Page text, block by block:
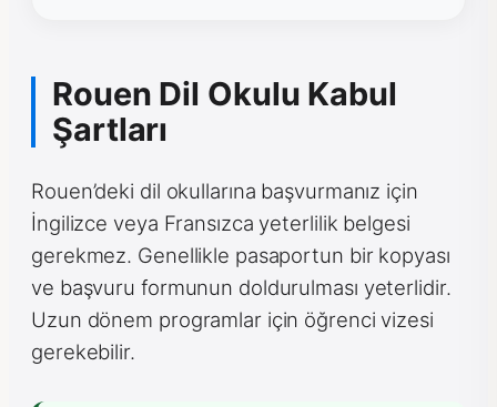
Rouen Dil Okulu Kabul
Şartları
Rouen’deki dil okullarına başvurmanız için
İngilizce veya Fransızca yeterlilik belgesi
gerekmez. Genellikle pasaportun bir kopyası
ve başvuru formunun doldurulması yeterlidir.
Uzun dönem programlar için öğrenci vizesi
gerekebilir.